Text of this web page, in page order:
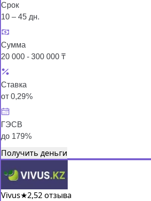
Срок
10 – 45 дн.
Сумма
20 000 - 300 000 ₸
Ставка
от 0,29%
ГЭСВ
до 179%
Получить деньги
Vivus★2,52 отзыва